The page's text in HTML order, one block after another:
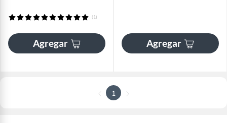
(1)
Agregar Agregar
1